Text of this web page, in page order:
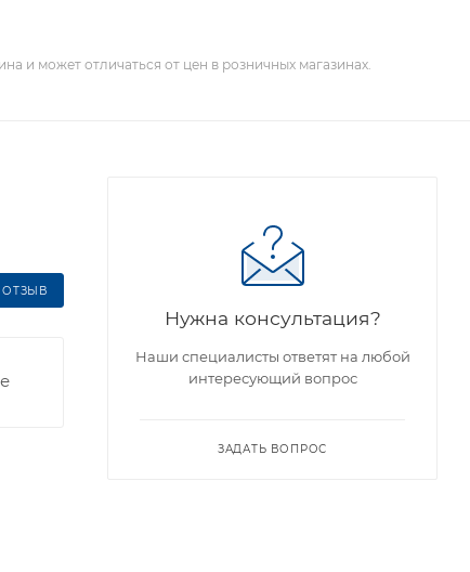
и может отличаться от цен в розничных магазинах.
ОТЗЫВ
Нужна консультация?
Наши специалисты ответят на любой
интересующий вопрос
ЗАДАТЬ ВОПРОС